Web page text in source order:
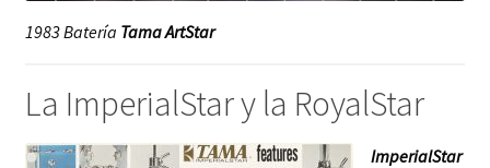
1983 Batería Tama ArtStar
La ImperialStar y la RoyalStar
ImperialStar